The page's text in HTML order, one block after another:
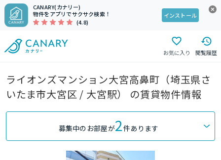
CANARY(カナリー)
物件をアプリでサクサク検索！
(4.8)
インストール
お気に入り 閲覧履歴
ライオンズマンション大宮高鼻町（埼玉県さ
いたま市大宮区 / 大宮駅） の賃貸物件情報
募集中のお部屋が2件あります